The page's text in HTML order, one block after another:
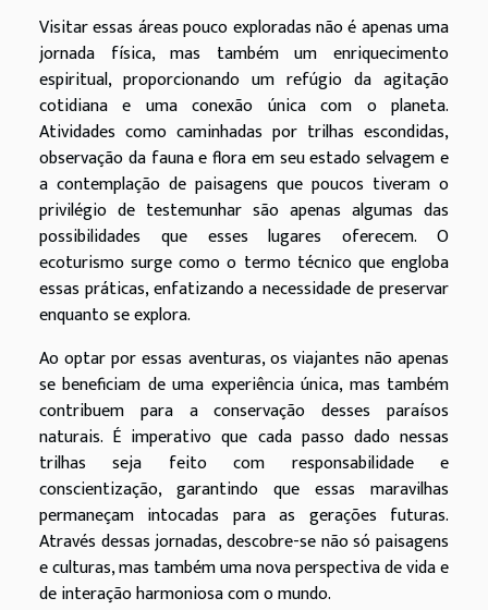
Visitar essas áreas pouco exploradas não é apenas uma
jornada física, mas também um enriquecimento
espiritual, proporcionando um refúgio da agitação
cotidiana e uma conexão única com o planeta.
Atividades como caminhadas por trilhas escondidas,
observação da fauna e flora em seu estado selvagem e
a contemplação de paisagens que poucos tiveram o
privilégio de testemunhar são apenas algumas das
possibilidades que esses lugares oferecem. O
ecoturismo surge como o termo técnico que engloba
essas práticas, enfatizando a necessidade de preservar
enquanto se explora.
Ao optar por essas aventuras, os viajantes não apenas
se beneficiam de uma experiência única, mas também
contribuem para a conservação desses paraísos
naturais. É imperativo que cada passo dado nessas
trilhas seja feito com responsabilidade e
conscientização, garantindo que essas maravilhas
permaneçam intocadas para as gerações futuras.
Através dessas jornadas, descobre-se não só paisagens
e culturas, mas também uma nova perspectiva de vida e
de interação harmoniosa com o mundo.